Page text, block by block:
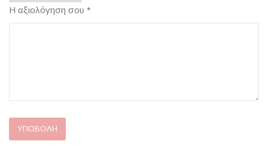
Η αξιολόγηση σου *